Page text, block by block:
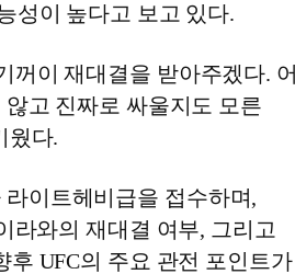
성이 높다고 보고 있다.
꺼이 재대결을 받아주겠다. 어
고 진짜로 싸울지도 모른
웠다.
이트헤비급을 접수하며,
라와의 재대결 여부, 그리고
UFC의 주요 관전 포인트가